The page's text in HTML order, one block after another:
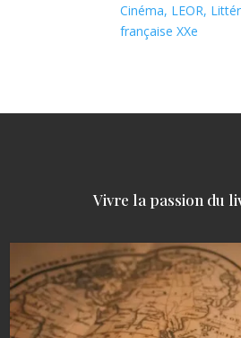
Cinéma, LEOR,
française XXe
Vivre la passion du